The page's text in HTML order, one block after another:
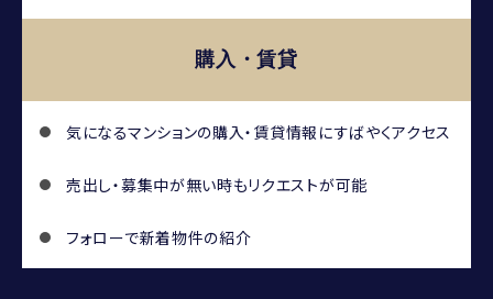
購入・賃貸
気になるマンションの購入・賃貸情報にすばやくアクセス
売出し・募集中が無い時もリクエストが可能
フォローで新着物件の紹介